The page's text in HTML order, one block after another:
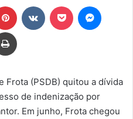
Pinterest Pocket
Imprimir
Frota (PSDB) quitou a dívida
de indenização por
Em junho, Frota chegou